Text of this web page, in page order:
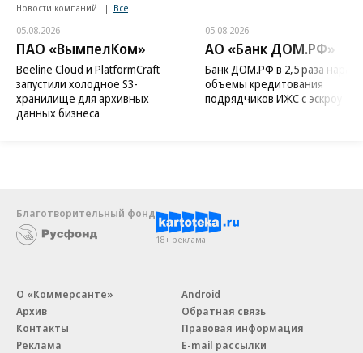
Новости компаний Все
05.08.2026
ПАО «ВымпелКом»
Beeline Cloud и PlatformCraft
запустили холодное S3-
хранилище для архивных
данных бизнеса
05.08.2026
АО «Банк ДОМ.РФ»
Банк ДОМ.РФ в 2,5 раза
объемы кредитования
подрядчиков ИЖС с эскроу
Благотворительный фонд
18+ реклама
О «Коммерсанте»
Архив
Контакты
Реклама
Android
Обратная связь
Правовая информация
E-mail рассылки